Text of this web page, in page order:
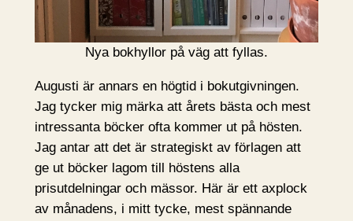
Nya bokhyllor på väg att fyllas.
Augusti är annars en högtid i bokutgivningen.
Jag tycker mig märka att årets bästa och mest
intressanta böcker ofta kommer ut på hösten.
Jag antar att det är strategiskt av förlagen att
ge ut böcker lagom till höstens alla
prisutdelningar och mässor. Här är ett axplock
av månadens, i mitt tycke, mest spännande